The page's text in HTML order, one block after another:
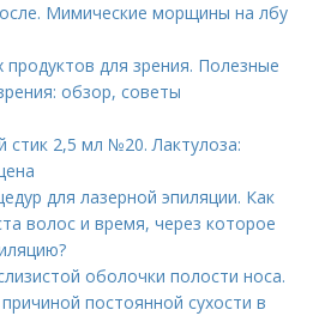
Мимические морщины на лбу
для зрения. Полезные
обзор, советы
стик 2,5 мл №20. Лактулоза:
для лазерной эпиляции. Как
волос и время, через которое
оболочки полости носа.
постоянной сухости в